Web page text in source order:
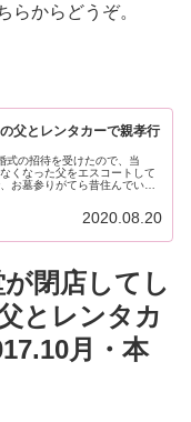
らからどうぞ。
父とレンタカーで親孝行
式の招待を受けたので、当
くなった父をエスコートして
お墓参りがてら昔住んでいた
♪
2020.08.20
閉店してし
とレンタカ
月・本